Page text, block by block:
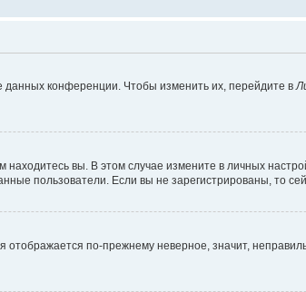
данных конференции. Чтобы изменить их, перейдите в
вы. В этом случае измените в личных
пользователи. Если вы не зарегистрированы, то
отображается по-прежнему неверное, значит,